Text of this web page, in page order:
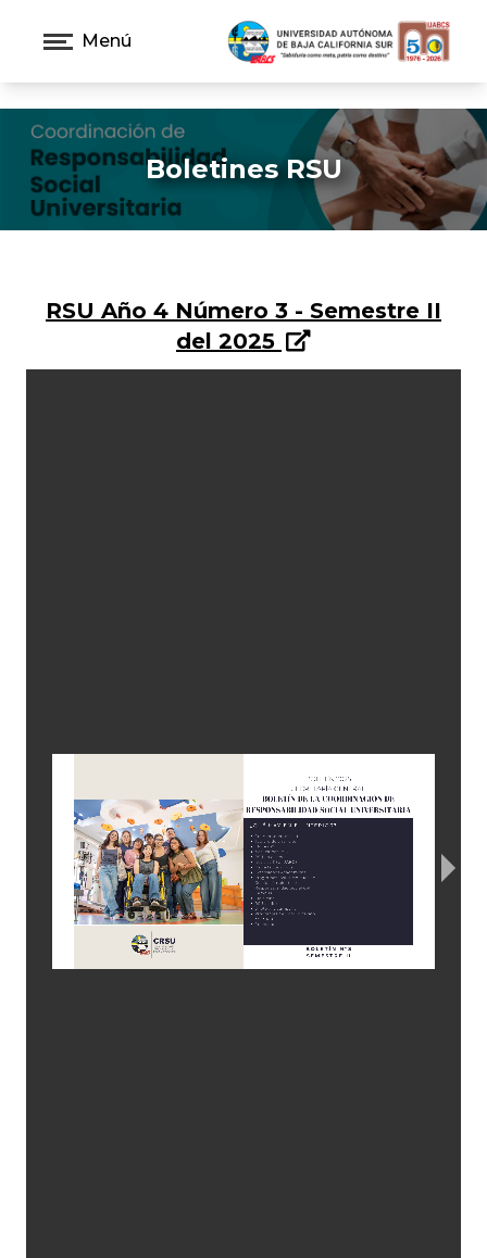
Menú
Boletines RSU
RSU Año 4 Número 3 - Semestre II
del 2025